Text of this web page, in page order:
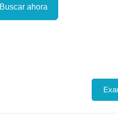
Buscar ahora